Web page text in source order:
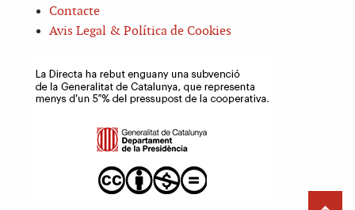
Contacte
Avis Legal & Política de Cookies